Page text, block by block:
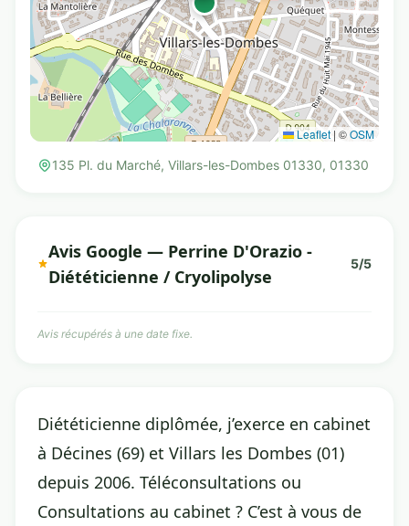
Leaflet | ©OSM
135 Pl. du Marché, Villars-les-Dombes 01330, 01330
Avis Google — Perrine D'Orazio -
Diététicienne / Cryolipolyse
5/5
Avis récupérés à une date fixe.
Diététicienne diplômée, j’exerce en cabinet
à Décines (69) et Villars les Dombes (01)
depuis 2006. Téléconsultations ou
Consultations au cabinet ? C’est à vous de